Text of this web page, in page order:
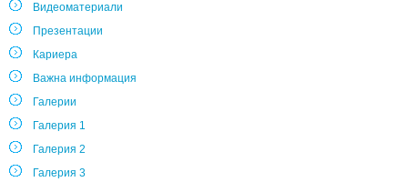
Видеоматериали
Презентации
Кариера
Важна информация
Галерии
Галерия 1
Галерия 2
Галерия 3